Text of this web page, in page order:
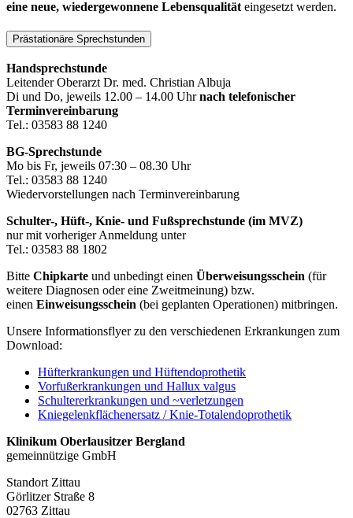
eine neue, wiedergewonnene Lebensqualität eingesetzt werden.
Prästationäre Sprechstunden
Handsprechstunde
Leitender Oberarzt Dr. med. Christian Albuja
Di und Do, jeweils 12.00 – 14.00 Uhrnach telefonischer
Terminvereinbarung
Tel.: 03583 88 1240
BG-Sprechstunde
Mo bis Fr, jeweils 07:30 – 08.30 Uhr
Tel.: 03583 88 1240
Wiedervorstellungen nach Terminvereinbarung
Schulter-, Hüft-, Knie- und Fußsprechstunde (im MVZ)
nur mit vorheriger Anmeldung unter
Tel.: 03583 88 1802
Bitte Chipkarte und unbedingt einen Überweisungsschein (für
weitere Diagnosen oder eine Zweitmeinung) bzw.
einen Einweisungsschein (bei geplanten Operationen) mitbringen.
Unsere Informationsflyer zu den verschiedenen Erkrankungen zum
Download:
Hüfterkrankungen und Hüftendoprothetik
Vorfußerkrankungen und Hallux valgus
Schultererkrankungen und ~verletzungen
Kniegelenkflächenersatz / Knie-Totalendoprothetik
Klinikum Oberlausitzer Bergland
gemeinnützige GmbH
Standort Zittau
Görlitzer Straße 8
02763 Zittau